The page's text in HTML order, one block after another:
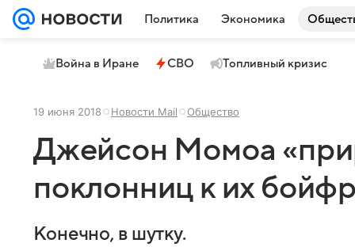
Политика Экономика
Война в Иране СВО Топливный кризис
19 июня 2018 Новости Mail Общество
Джейсон Момоа
поклонниц к их
Конечно, в шутку.